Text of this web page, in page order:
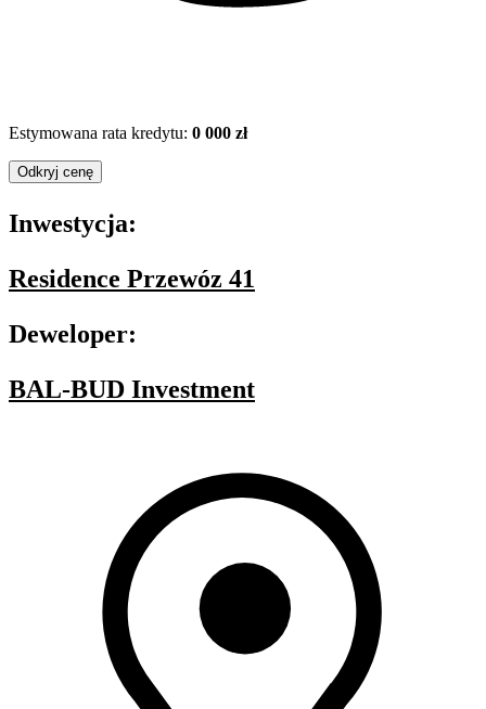
Estymowana rata kredytu: 0 000 zł
Odkryj cenę
Inwestycja:
Residence Przewóz 41
Deweloper:
BAL-BUD Investment